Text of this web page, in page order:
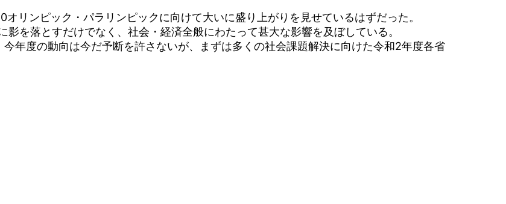
リンピック・パラリンピックに向けて大いに盛り上がりを見せているはずだった。
を落とすだけでなく、社会・経済全般にわたって甚大な影響を及ぼしている。
年度の動向は今だ予断を許さないが、まずは多くの社会課題解決に向けた令和2年度各省